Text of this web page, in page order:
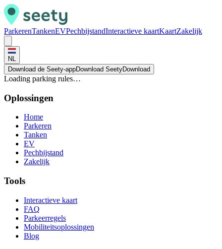
ParkerenTankenEVPechbijstandInteractieve kaartKaartZakelijk
NL
Download de Seety-appDownload SeetyDownload
Loading parking rules…
Oplossingen
Home
Parkeren
Tanken
EV
Pechbijstand
Zakelijk
Tools
Interactieve kaart
FAQ
Parkeerregels
Mobiliteitsoplossingen
Blog